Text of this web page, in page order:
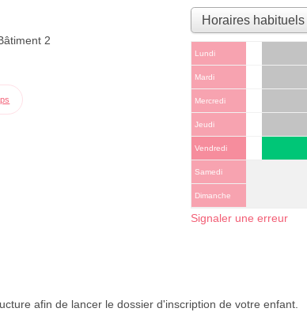
2
Lundi
Mardi
Mercredi
Jeudi
Vendredi
Samedi
Dimanche
Signaler une erreur
afin de lancer le dossier d'inscription de votre enfant.